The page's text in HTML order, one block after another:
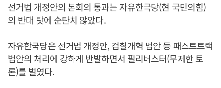
선거법 개정안의 본회의 통과는 자유한국당(현 국민의힘)
의 반대 탓에 순탄치 않았다.
자유한국당은 선거법 개정안, 검찰개혁 법안 등 패스트트랙
법안의 처리에 강하게 반발하면서 필리버스터(무제한 토
론)를 벌였다.